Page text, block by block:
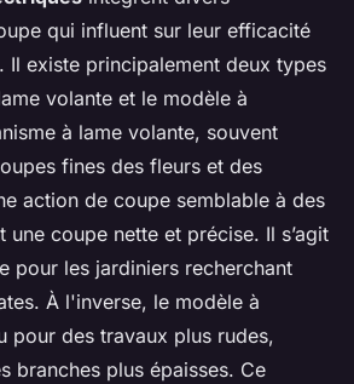
qui influent sur leur efficacité
Il existe principalement deux types
volante et le modèle à
à lame volante, souvent
fines des fleurs et des
action de coupe semblable à des
une coupe nette et précise. Il s’agit
pour les jardiniers recherchant
À l'inverse, le modèle à
pour des travaux plus rudes,
branches plus épaisses. Ce